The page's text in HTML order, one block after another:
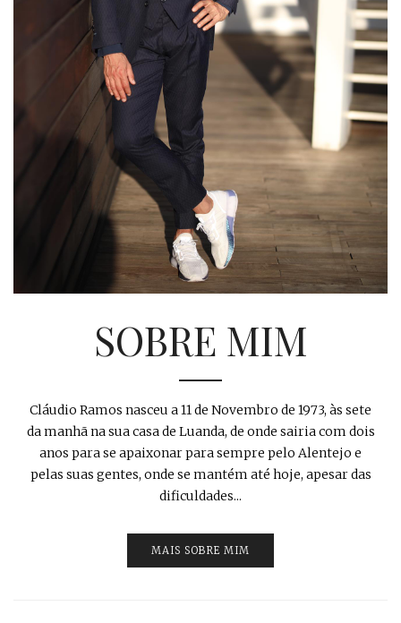
SOBRE MIM
Cláudio Ramos nasceu a 11 de Novembro de 1973, às sete
da manhã na sua casa de Luanda, de onde sairia com dois
anos para se apaixonar para sempre pelo Alentejo e
pelas suas gentes, onde se mantém até hoje, apesar das
dificuldades...
MAIS SOBRE MIM